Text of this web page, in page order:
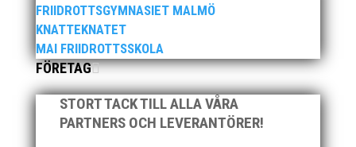
FRIIDROTTSGYMNASIET MALMÖ
KNATTEKNATET
MAI FRIIDROTTSSKOLA
FÖRETAG
STORT TACK TILL ALLA VÅRA
PARTNERS OCH LEVERANTÖRER!
Klubb Skåne bjuder in till årets första
grengruppsträff för häck och sprint Lördagen den 23
mars blir det en dag med fokus på häck och sprint.
Träffen riktar sig till ALLA tränare samt aktiva födda